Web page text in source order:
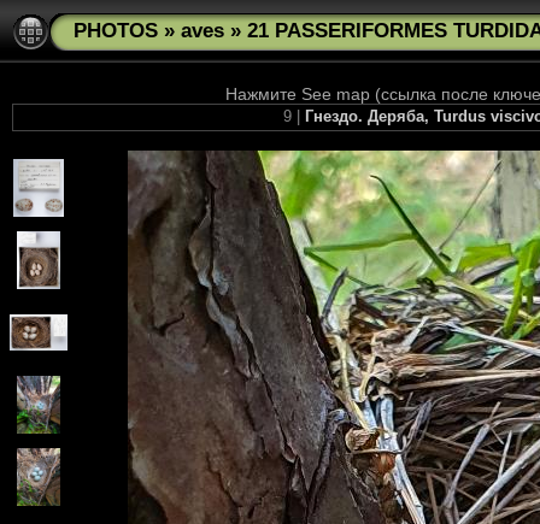
PHOTOS » aves » 21 PASSERIFORMES
Нажмите See map (ссылка после
9 | Гнездо. Деряба, Turdus